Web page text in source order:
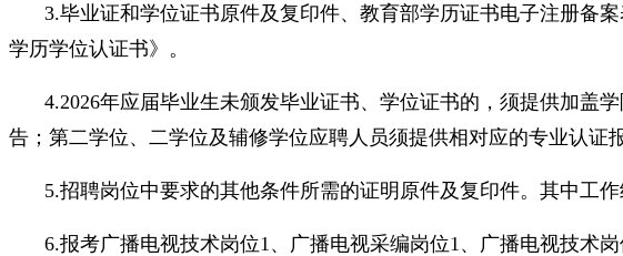
3.毕业证和学位证书原件及复印件、教育部学历证书电子注册备
学历学位认证书》。
4.2026年应届毕业生未颁发毕业证书、学位证书的，须提供加盖
告；第二学位、二学位及辅修学位应聘人员须提供相对应的专业认证报
5.招聘岗位中要求的其他条件所需的证明原件及复印件。其中工
6.报考广播电视技术岗位1、广播电视采编岗位1、广播电视技术